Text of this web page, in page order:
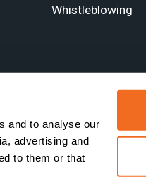
and to analyse our
advertising and
to them or that
Whistleblowing